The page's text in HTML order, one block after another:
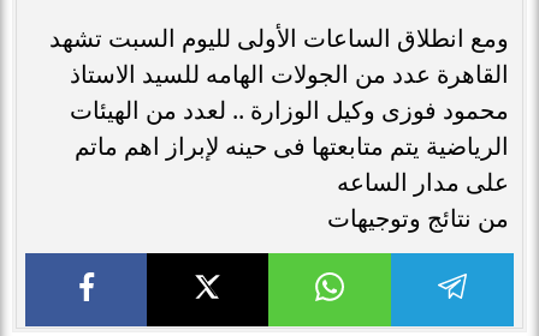
ومع انطلاق الساعات الأولى لليوم السبت تشهد
القاهرة عدد من الجولات الهامه للسيد الاستاذ
محمود فوزى وكيل الوزارة .. لعدد من الهيئات
الرياضية يتم متابعتها فى حينه لإبراز اهم ماتم
على مدار الساعه
من نتائج وتوجيهات